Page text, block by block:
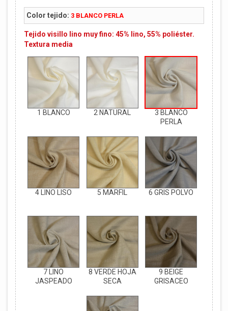
Color tejido: 3 BLANCO PERLA
Tejido visillo lino muy fino: 45% lino, 55% poliéster.
Textura media
1 BLANCO 2 NATURAL
3 BLANCO
PERLA
4 LINO LISO 5 MARFIL 6 GRIS POLVO
7 LINO
JASPEADO
8 VERDE HOJA
SECA
9 BEIGE
GRISACEO